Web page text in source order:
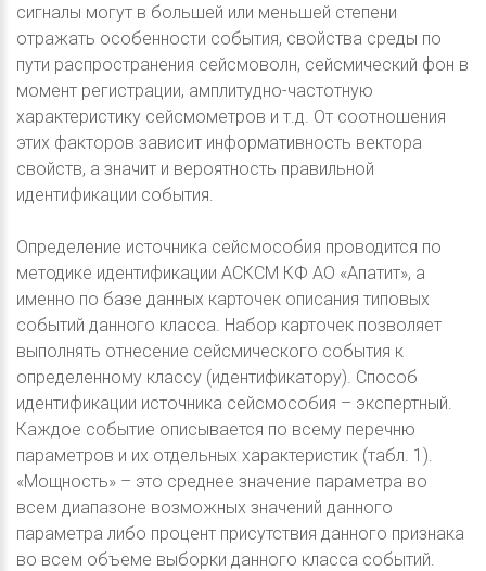
сигналы могут в большей или меньшей степени
отражать особенности события, свойства среды по
пути распространения сейсмоволн, сейсмический фон в
момент регистрации, амплитудно-частотную
характеристику сейсмометров и т.д. От соотношения
этих факторов зависит информативность вектора
свойств, а значит и вероятность правильной
идентификации события.
Определение источника сейсмособия проводится по
методике идентификации АСКСМ КФ АО «Апатит», а
именно по базе данных карточек описания типовых
событий данного класса. Набор карточек позволяет
выполнять отнесение сейсмического события к
определенному классу (идентификатору). Способ
идентификации источника сейсмособия – экспертный.
Каждое событие описывается по всему перечню
параметров и их отдельных характеристик (табл. 1).
«Мощность» – это среднее значение параметра во
всем диапазоне возможных значений данного
параметра либо процент присутствия данного признака
во всем объеме выборки данного класса событий.